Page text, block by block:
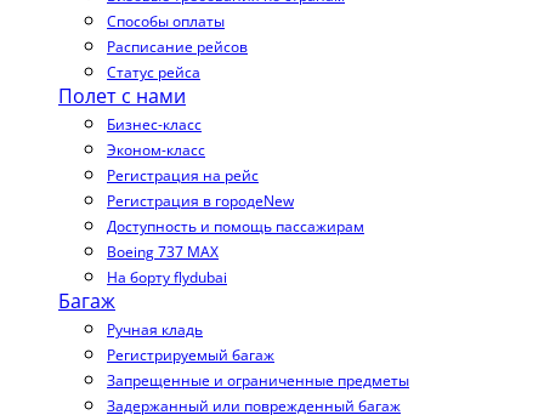
Способы оплаты
Расписание рейсов
Статус рейса
Полет с нами
Бизнес-класс
Эконом-класс
Регистрация на рейс
Регистрация в городеNew
Доступность и помощь пассажирам
Boeing 737 MAX
На борту flydubai
Багаж
Ручная кладь
Регистрируемый багаж
Запрещенные и ограниченные предметы
Задержанный или поврежденный багаж